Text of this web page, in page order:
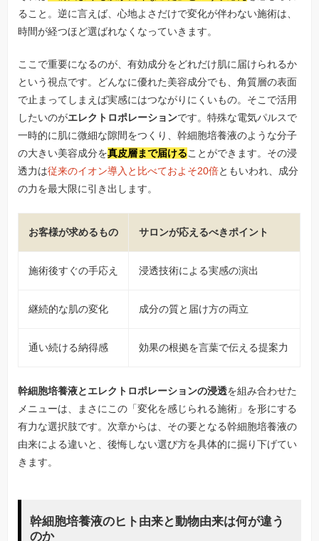
ること。逆に言えば、心地よさだけで変化が伴わない施術は、
時間が経つほど選ばれなくなっていきます。
ここで重要になるのが、有効成分をどれだけ肌に届けられるか
という視点です。どんなに優れた美容成分でも、角質層の表面
で止まってしまえば実感にはつながりにくいもの。そこで活用
したいのがエレクトロポレーションです。特殊な電気パルスで
一時的に肌に微細な隙間をつくり、幹細胞培養液のような分子
の大きい美容成分を真皮層まで届けることができます。その浸
透力は従来のイオン導入と比べておよそ20倍ともいわれ、成分
の力を最大限に引き出します。
お客様が求めるもの サロンが応えるべきポイント
施術後すぐの手応え 浸透技術による実感の演出
継続的な肌の変化 成分の質と届け方の両立
通い続ける納得感 効果の根拠を言葉で伝える提案力
幹細胞培養液とエレクトロポレーションの浸透を組み合わせた
メニューは、まさにこの「変化を感じられる施術」を形にする
有力な選択肢です。次章からは、その要となる幹細胞培養液の
由来による違いと、後悔しない選び方を具体的に掘り下げてい
きます。
幹細胞培養液のヒト由来と動物由来は何が違う
のか